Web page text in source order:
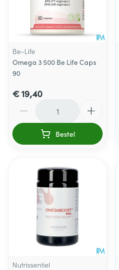
Be-Life
Omega 3 500 Be Life Caps
90
€ 19,40
Bestel
Nutrissentiel